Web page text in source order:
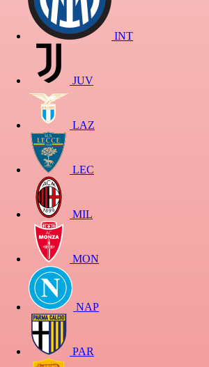
INT
JUV
LAZ
LEC
MIL
MON
NAP
PAR